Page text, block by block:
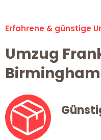
Erfahrene & günstige
Umzug
Birmingham